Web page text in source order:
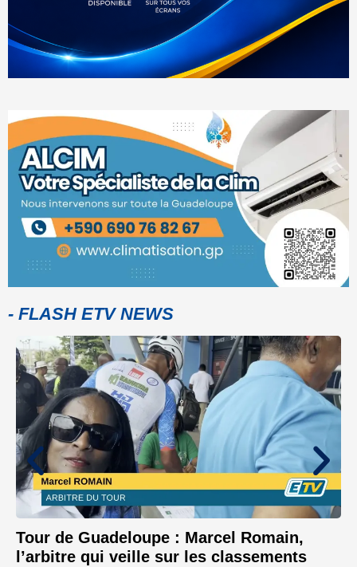
- FLASH ETV NEWS
Tour de Guadeloupe : Marcel Romain,
l’arbitre qui veille sur les classements